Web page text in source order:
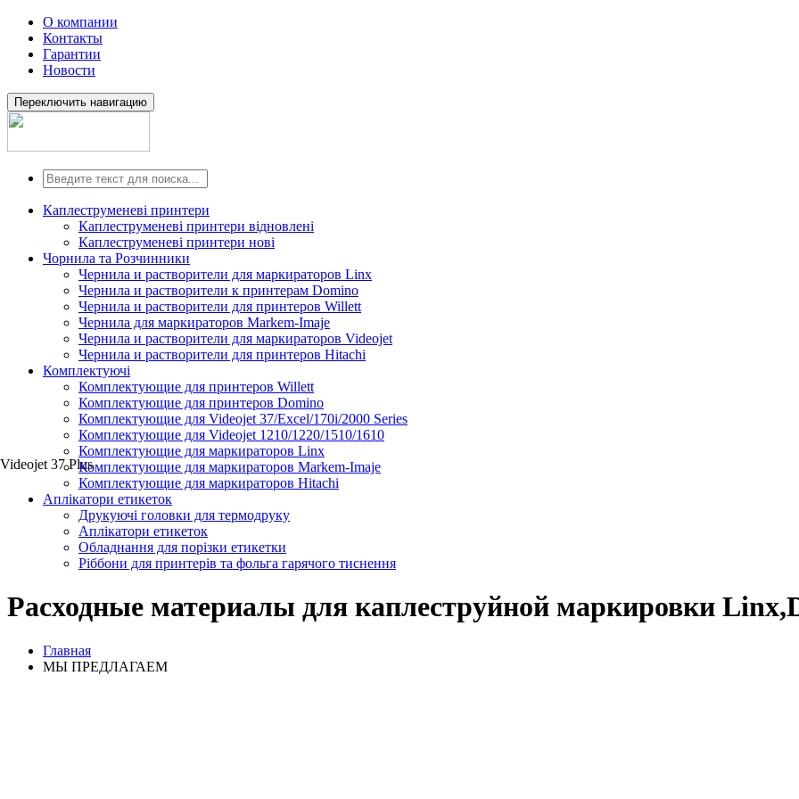
О компании
Контакты
Гарантии
Новости
Переключить навигацию
Каплеструменеві принтери
Каплеструменеві принтери відновлені
Каплеструменеві принтери нові
Чорнила та Розчинники
Чернила и растворители для маркираторов Linx
Чернила и растворители к принтерам Domino
Чернила и растворители для принтеров Willett
Чернила для маркираторов Markem-Imaje
Чернила и растворители для маркираторов Videojet
Чернила и растворители для принтеров Hitachi
Комплектуючі
Комплектующие для принтеров Willett
Комплектующие для принтеров Domino
Комплектующие для Videojet 37/Excel/170i/2000 Series
Комплектующие для Videojet 1210/1220/1510/1610
Комплектующие для маркираторов Linx
Комплектующие для маркираторов Markem-Imaje
Комплектующие для маркираторов Hitachi
Аплікатори етикеток
Друкуючі головки для термодруку
Аплікатори етикеток
Обладнання для порізки етикетки
Ріббони для принтерів та фольга гарячого тиснення
Расходные материалы для каплеструйной маркировки
Главная
МЫ ПРЕДЛАГАЕМ
Videojet 37 Plus